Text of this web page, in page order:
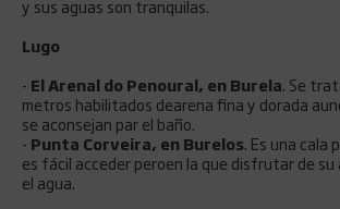
y sus aguas son tranquilas.
Lugo
- El Arenal do Penoural, en Burela. Se
metros habilitados dearena fina y dorada
se aconsejan par el baño.
- Punta Corveira, en Burelos. Es una cala
es fácil acceder peroen la que disfrutar de su
el agua.